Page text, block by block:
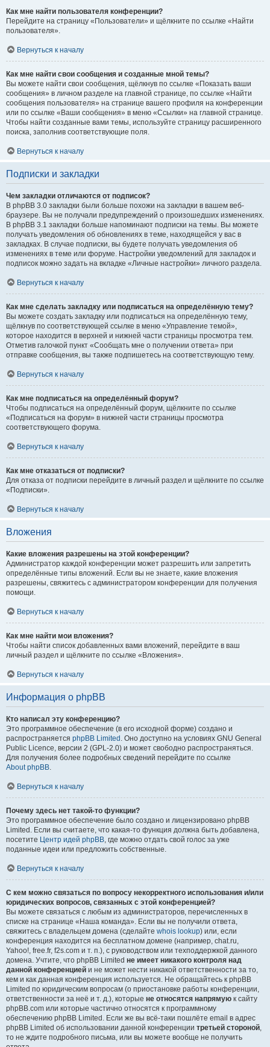
Как мне найти пользователя конференции?
Перейдите на страницу «Пользователи» и щёлкните по ссылке «Найти
пользователя».
Вернуться к началу
Как мне найти свои сообщения и созданные мной темы?
Вы можете найти свои сообщения, щёлкнув по ссылке «Показать ваши
сообщения» в личном разделе на главной странице, по ссылке «Найти
сообщения пользователя» на странице вашего профиля на конференции
или по ссылке «Ваши сообщения» в меню «Ссылки» на главной странице.
Чтобы найти созданные вами темы, используйте страницу расширенного
поиска, заполнив соответствующие поля.
Вернуться к началу
Подписки и закладки
Чем закладки отличаются от подписок?
В phpBB 3.0 закладки были больше похожи на закладки в вашем веб-
браузере. Вы не получали предупреждений о произошедших изменениях.
В phpBB 3.1 закладки больше напоминают подписки на темы. Вы можете
получать уведомления об обновлениях в теме, находящейся у вас в
закладках. В случае подписки, вы будете получать уведомления об
изменениях в теме или форуме. Настройки уведомлений для закладок и
подписок можно задать на вкладке «Личные настройки» личного раздела.
Вернуться к началу
Как мне сделать закладку или подписаться на определённую тему?
Вы можете создать закладку или подписаться на определённую тему,
щёлкнув по соответствующей ссылке в меню «Управление темой»,
которое находится в верхней и нижней части страницы просмотра тем.
Отметив галочкой пункт «Сообщать мне о получении ответа» при
отправке сообщения, вы также подпишетесь на соответствующую тему.
Вернуться к началу
Как мне подписаться на определённый форум?
Чтобы подписаться на определённый форум, щёлкните по ссылке
«Подписаться на форум» в нижней части страницы просмотра
соответствующего форума.
Вернуться к началу
Как мне отказаться от подписки?
Для отказа от подписки перейдите в личный раздел и щёлкните по ссылке
«Подписки».
Вернуться к началу
Вложения
Какие вложения разрешены на этой конференции?
Администратор каждой конференции может разрешить или запретить
определённые типы вложений. Если вы не знаете, какие вложения
разрешены, свяжитесь с администратором конференции для получения
помощи.
Вернуться к началу
Как мне найти мои вложения?
Чтобы найти список добавленных вами вложений, перейдите в ваш
личный раздел и щёлкните по ссылке «Вложения».
Вернуться к началу
Информация о phpBB
Кто написал эту конференцию?
Это программное обеспечение (в его исходной форме) создано и
распространяется phpBB Limited . Оно доступно на условиях GNU General
Public Licence, версии 2 (GPL-2.0) и может свободно распространяться.
Для получения более подробных сведений перейдите по ссылке
About phpBB.
Вернуться к началу
Почему здесь нет такой-то функции?
Это программное обеспечение было создано и лицензировано phpBB
Limited. Если вы считаете, что какая-то функция должна быть добавлена,
посетите Центр идей phpBB, где можно отдать свой голос за уже
поданные идеи или предложить собственные.
Вернуться к началу
С кем можно связаться по вопросу некорректного использования и/или
юридических вопросов, связанных с этой конференцией?
Вы можете связаться с любым из администраторов, перечисленных в
списке на странице «Наша команда». Если вы не получили ответа,
свяжитесь с владельцем домена (сделайте whois lookup) или, если
конференция находится на бесплатном домене (например, chat.ru,
Yahoo!, free.fr, f2s.com и т. п.), с руководством или техподдержкой данного
домена. Учтите, что phpBB Limited не имеет никакого контроля над
данной конференцией и не может нести никакой ответственности за то,
кем и как данная конференция используется. Не обращайтесь к phpBB
Limited по юридическим вопросам (о приостановке работы конференции,
ответственности за неё и т. д.), которые не относятся напрямую к сайту
phpBB.com или которые частично относятся к программному
обеспечению phpBB Limited. Если же вы всё-таки пошлёте email в адрес
phpBB Limited об использовании данной конференции третьей стороной,
то не ждите подробного письма, или вы можете вообще не получить